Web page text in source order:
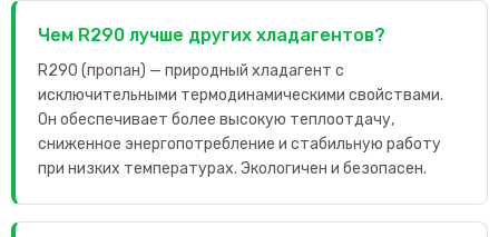
Чем R290 лучше других хладагентов?
R290 (пропан) — природный хладагент с
исключительными термодинамическими свойствами.
Он обеспечивает более высокую теплоотдачу,
сниженное энергопотребление и стабильную работу
при низких температурах. Экологичен и безопасен.